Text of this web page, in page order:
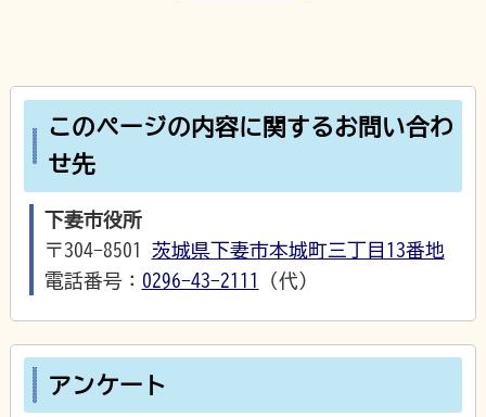
このページの内容に関するお問い合わ
せ先
下妻市役所
〒304-8501 茨城県下妻市本城町三丁目13番地
電話番号： 0296-43-2111 （代）
アンケート